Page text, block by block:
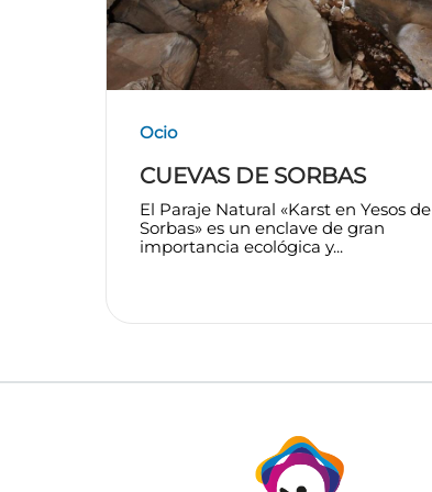
Ocio
CUEVAS DE SORBAS
El Paraje Natural «Karst en Yesos de
Sorbas» es un enclave de gran
importancia ecológica y...